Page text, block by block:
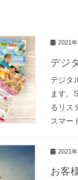
2021
デジ
デジタ
ます。
るリス
スマー
2021
お客